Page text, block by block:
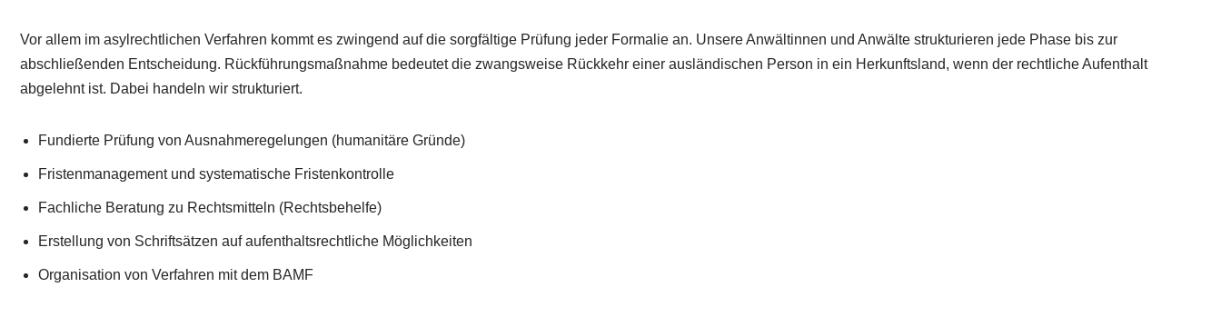
Vor allem im asylrechtlichen Verfahren kommt es zwingend auf die sorgfältige Prüfung jeder Formalie an. Unsere Anwältinnen und Anwälte strukturieren jede Phase bis zur
abschließenden Entscheidung. Rückführungsmaßnahme bedeutet die zwangsweise Rückkehr einer ausländischen Person in ein Herkunftsland, wenn der rechtliche Aufenthalt
abgelehnt ist. Dabei handeln wir strukturiert.
Fundierte Prüfung von Ausnahmeregelungen (humanitäre Gründe)
Fristenmanagement und systematische Fristenkontrolle
Fachliche Beratung zu Rechtsmitteln (Rechtsbehelfe)
Erstellung von Schriftsätzen auf aufenthaltsrechtliche Möglichkeiten
Organisation von Verfahren mit dem BAMF